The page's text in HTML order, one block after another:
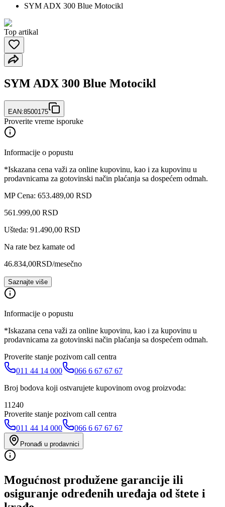
SYM ADX 300 Blue Motocikl
Top artikal
SYM ADX 300 Blue Motocikl
EAN:8500175
Proverite vreme isporuke
Informacije o popustu
*Iskazana cena važi za online kupovinu, kao i za kupovinu u
prodavnicama za gotovinski način plaćanja sa dospećem odmah.
MP Cena: 653.489,00 RSD
561.999,00 RSD
Ušteda: 91.490,00 RSD
Na rate bez kamate od
46.834,00RSD/mesečno
Saznajte više
Informacije o popustu
*Iskazana cena važi za online kupovinu, kao i za kupovinu u
prodavnicama za gotovinski način plaćanja sa dospećem odmah.
Proverite stanje pozivom call centra
011 44 14 000
066 6 67 67 67
Broj bodova koji ostvarujete kupovinom ovog proizvoda:
11240
Proverite stanje pozivom call centra
011 44 14 000
066 6 67 67 67
Pronađi u prodavnici
Mogućnost produžene garancije ili
osiguranje određenih uređaja od štete i